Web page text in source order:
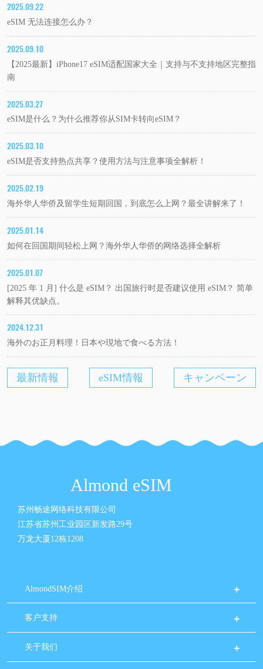
2025.09.22
eSIM 无法连接怎么办？
2025.09.10
【2025最新】iPhone17 eSIM适配国家大全｜支持与不支持地区完整指
南
2025.03.27
eSIM是什么？为什么推荐你从SIM卡转向eSIM？
2025.03.10
eSIM是否支持热点共享？使用方法与注意事项全解析！
2025.02.19
海外华人华侨及留学生短期回国，到底怎么上网？最全讲解来了！
2025.01.14
如何在回国期间轻松上网？海外华人华侨的网络选择全解析
2025.01.07
[2025 年 1 月] 什么是 eSIM？ 出国旅行时是否建议使用 eSIM？ 简单
解释其优缺点。
2024.12.31
海外のお正月料理！日本や現地で食べる方法！
最新情報 eSIM情報 キャンペーン
Almond eSIM
苏州畅途网络科技有限公司
江苏省苏州工业园区新发路29号
万龙大厦12栋1208
AlmondSIM介绍
客户支持
关于我们